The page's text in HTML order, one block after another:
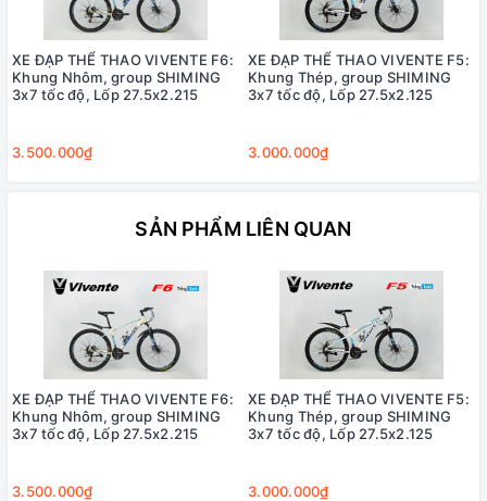
XE ĐẠP THỂ THAO VIVENTE F6:
Khung Nhôm, group SHIMING
3x7 tốc độ, Lốp 27.5x2.215
3.500.000₫
XE ĐẠP THỂ THAO VIVENTE F5:
Khung Thép, group SHIMING
3x7 tốc độ, Lốp 27.5x2.125
3.000.000₫
SẢN PHẨM LIÊN QUAN
XE ĐẠP THỂ THAO VIVENTE F6:
Khung Nhôm, group SHIMING
3x7 tốc độ, Lốp 27.5x2.215
3.500.000₫
XE ĐẠP THỂ THAO VIVENTE F5:
Khung Thép, group SHIMING
3x7 tốc độ, Lốp 27.5x2.125
3.000.000₫